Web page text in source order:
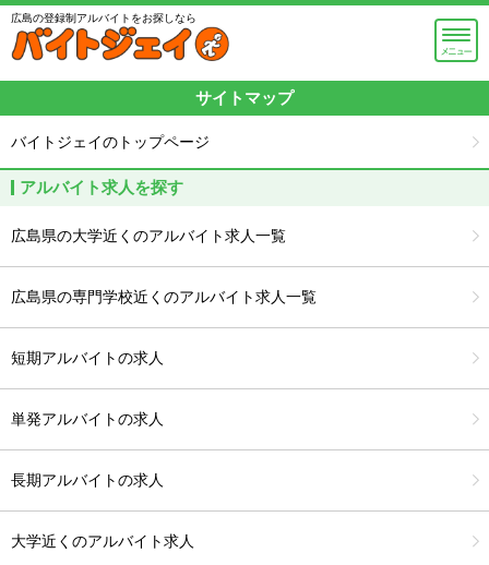
広島の登録制アルバイトをお探しなら
サイトマップ
バイトジェイのトップページ
アルバイト求人を探す
広島県の大学近くのアルバイト求人一覧
広島県の専門学校近くのアルバイト求人一覧
短期アルバイトの求人
単発アルバイトの求人
長期アルバイトの求人
大学近くのアルバイト求人